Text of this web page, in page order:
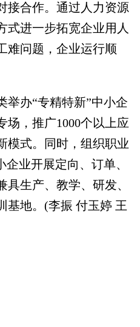
接合作。通过人力资源
式进一步拓宽企业用人
难问题，企业运行顺
办“专精特新”中小企
场，推广1000个以上应
模式。同时，组织职业
业开展定向、订单、
生产、教学、研发、
基地。(李振 付玉婷 王